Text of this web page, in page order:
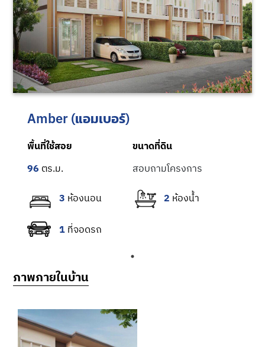
Amber (แอมเบอร์)
พื้นที่ใช้สอย
96
ขนาดที่ดิน
สอบถามโครงการ
3
2
1
ภาพภายในบ้าน